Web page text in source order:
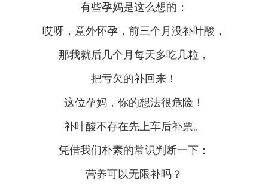
有些孕妈是这么想的：
哎呀，意外怀孕，前三个月没补叶酸，
那我就后几个月每天多吃几粒，
把亏欠的补回来！
这位孕妈，你的想法很危险！
补叶酸不存在先上车后补票。
凭借我们朴素的常识判断一下：
营养可以无限补吗？